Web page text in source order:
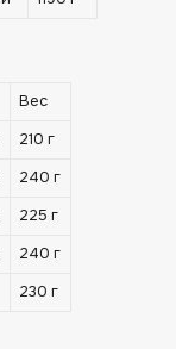
Вес
210 г
240 г
225 г
240 г
230 г